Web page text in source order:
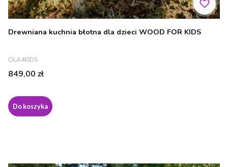
Drewniana kuchnia błotna dla dzieci WOOD FOR KIDS
PRODUCENT
OLA4KIDS
Cena
849,00 zł
Do koszyka